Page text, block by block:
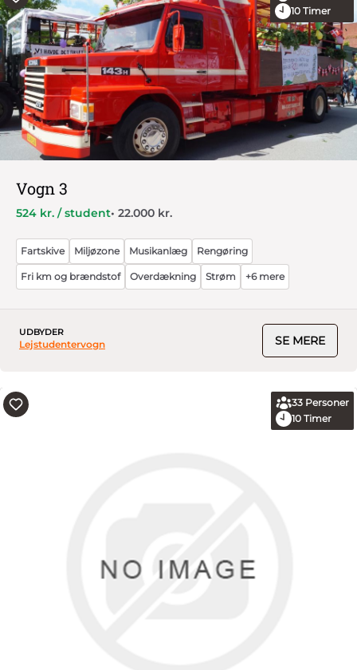
10 Timer
Vogn 3
524 kr. / student• 22.000 kr.
Fartskive Miljøzone Musikanlæg Rengøring
Fri km og brændstof Overdækning Strøm +6 mere
UDBYDER
Lejstudentervogn SE MERE
33 Personer
10 Timer